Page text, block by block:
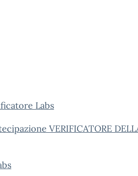
Labs
VERIFICATORE